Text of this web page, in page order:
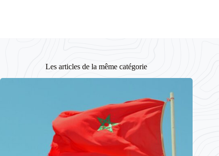
Les articles de la même catégorie